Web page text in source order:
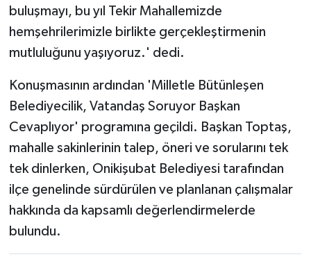
buluşmayı, bu yıl Tekir Mahallemizde
hemşehrilerimizle birlikte gerçekleştirmenin
mutluluğunu yaşıyoruz.' dedi.
Konuşmasının ardından 'Milletle Bütünleşen
Belediyecilik, Vatandaş Soruyor Başkan
Cevaplıyor' programına geçildi. Başkan Toptaş,
mahalle sakinlerinin talep, öneri ve sorularını tek
tek dinlerken, Onikişubat Belediyesi tarafından
ilçe genelinde sürdürülen ve planlanan çalışmalar
hakkında da kapsamlı değerlendirmelerde
bulundu.